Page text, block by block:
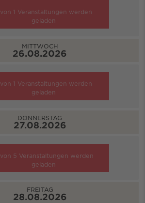
von 1 Veranstaltungen werden
geladen
MITTWOCH
26.08.2026
von 1 Veranstaltungen werden
geladen
DONNERSTAG
27.08.2026
von 5 Veranstaltungen werden
geladen
FREITAG
28.08.2026